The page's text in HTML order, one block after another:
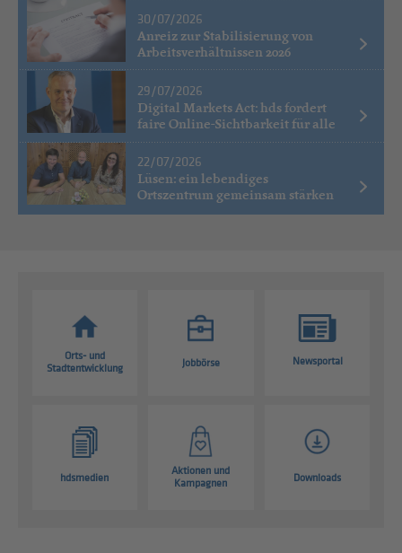
30/07/2026
Anreiz zur Stabilisierung von
Arbeitsverhältnissen 2026
29/07/2026
Digital Markets Act: hds fordert
faire Online-Sichtbarkeit für alle
22/07/2026
Lüsen: ein lebendiges
Ortszentrum gemeinsam stärken
Orts- und
Stadtentwicklung
Jobbörse Newsportal
hdsmedien
Aktionen und
Kampagnen
Downloads